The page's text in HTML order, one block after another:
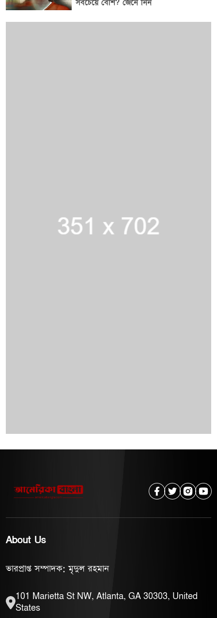
সবচেয়ে বেশি? জেনে নিন
About Us
ভারপ্রাপ্ত সম্পাদক: মৃদুল রহমান
101 Marietta St NW, Atlanta, GA 30303, United
States